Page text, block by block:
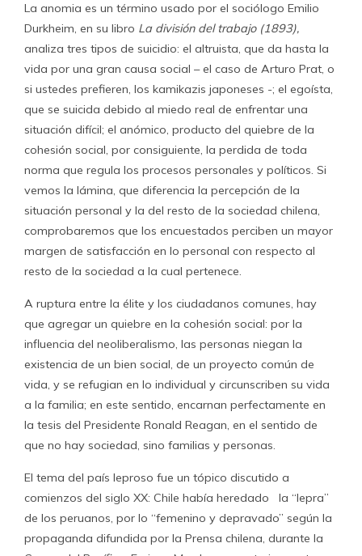
La anomia es un término usado por el sociólogo Emilio
Durkheim, en su libro La división del trabajo (1893),
analiza tres tipos de suicidio: el altruista, que da hasta la
vida por una gran causa social – el caso de Arturo Prat, o
si ustedes prefieren, los kamikazis japoneses -; el egoísta,
que se suicida debido al miedo real de enfrentar una
situación difícil; el anómico, producto del quiebre de la
cohesión social, por consiguiente, la perdida de toda
norma que regula los procesos personales y políticos. Si
vemos la lámina, que diferencia la percepción de la
situación personal y la del resto de la sociedad chilena,
comprobaremos que los encuestados perciben un mayor
margen de satisfacción en lo personal con respecto al
resto de la sociedad a la cual pertenece.
A ruptura entre la élite y los ciudadanos comunes, hay
que agregar un quiebre en la cohesión social: por la
influencia del neoliberalismo, las personas niegan la
existencia de un bien social, de un proyecto común de
vida, y se refugian en lo individual y circunscriben su vida
a la familia; en este sentido, encarnan perfectamente en
la tesis del Presidente Ronald Reagan, en el sentido de
que no hay sociedad, sino familias y personas.
El tema del país leproso fue un tópico discutido a
comienzos del siglo XX: Chile había heredado la “lepra”
de los peruanos, por lo “femenino y depravado” según la
propaganda difundida por la Prensa chilena, durante la